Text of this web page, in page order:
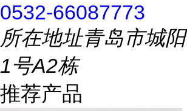
0532-66087773
所在地址青岛市城
1号A2栋
推荐产品